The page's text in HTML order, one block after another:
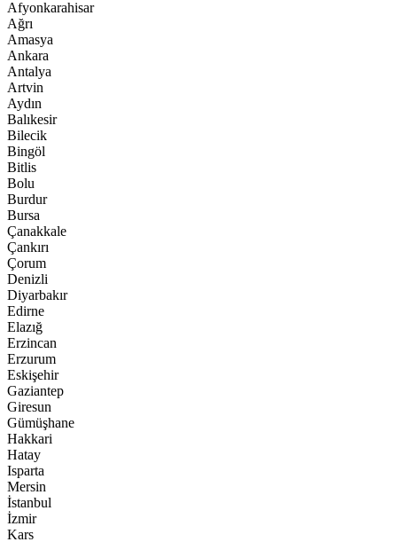
Afyonkarahisar
Ağrı
Amasya
Ankara
Antalya
Artvin
Aydın
Balıkesir
Bilecik
Bingöl
Bitlis
Bolu
Burdur
Bursa
Çanakkale
Çankırı
Çorum
Denizli
Diyarbakır
Edirne
Elazığ
Erzincan
Erzurum
Eskişehir
Gaziantep
Giresun
Gümüşhane
Hakkari
Hatay
Isparta
Mersin
İstanbul
İzmir
Kars